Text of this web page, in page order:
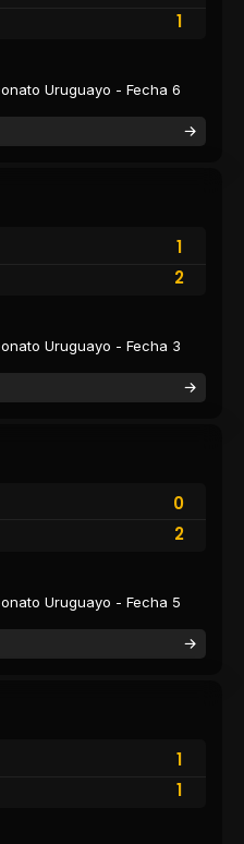
1
Uruguayo - Fecha 6
1
2
Uruguayo - Fecha 3
0
2
Uruguayo - Fecha 5
1
1